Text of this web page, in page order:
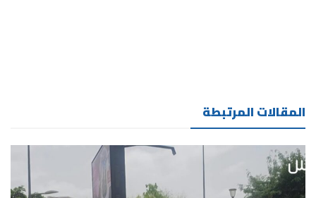
المقالات المرتبطة